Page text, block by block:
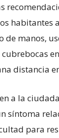
habitantes
de manos,
distancia
a la
síntoma
para